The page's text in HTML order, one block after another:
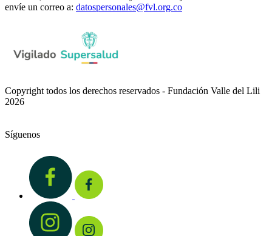
envíe un correo a: datospersonales@fvl.org.co
Copyright todos los derechos reservados - Fundación Valle del Lili
2026
Síguenos